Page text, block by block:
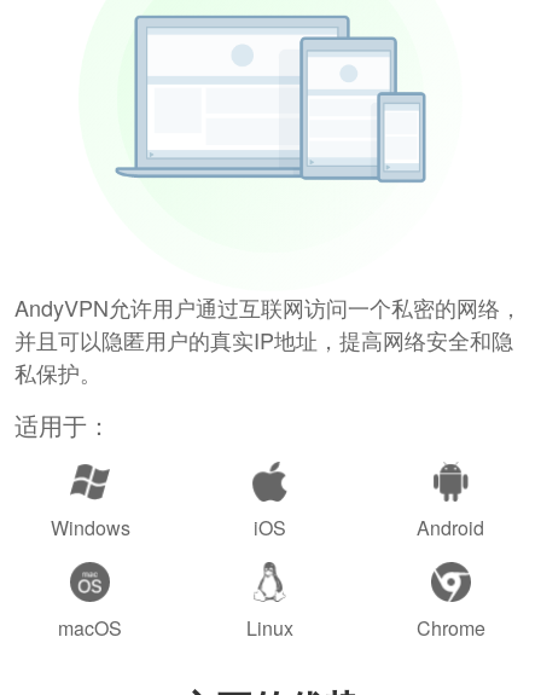
AndyVPN允许用户通过互联网访问一个私密的网络，
并且可以隐匿用户的真实IP地址，提高网络安全和隐
私保护。
适用于：
Windows iOS Android
macOS Linux Chrome